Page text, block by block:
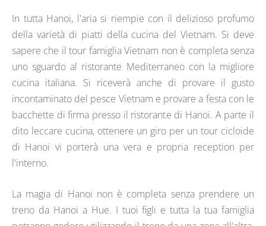
In tutta Hanoi, l'aria si riempie con il delizioso profumo
della varietà di piatti della cucina del Vietnam. Si deve
sapere che il tour famiglia Vietnam non è completa senza
uno sguardo al ristorante Mediterraneo con la migliore
cucina italiana. Si riceverà anche di provare il gusto
incontaminato del pesce Vietnam e provare a festa con le
bacchette di firma presso il ristorante di Hanoi. A parte il
dito leccare cucina, ottenere un giro per un tour cicloide
di Hanoi vi porterà una vera e propria reception per
l'interno.
La magia di Hanoi non è completa senza prendere un
treno da Hanoi a Hue. I tuoi figli e tutta la tua famiglia